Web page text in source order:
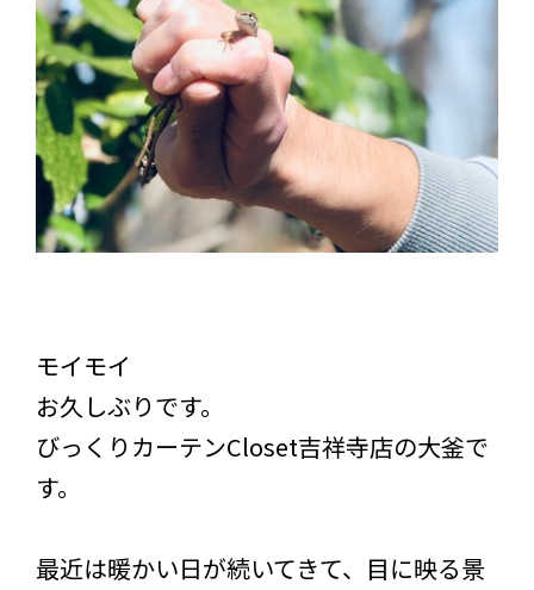
モイモイ
お久しぶりです。
びっくりカーテンCloset吉祥寺店の大釜で
す。
最近は暖かい日が続いてきて、目に映る景